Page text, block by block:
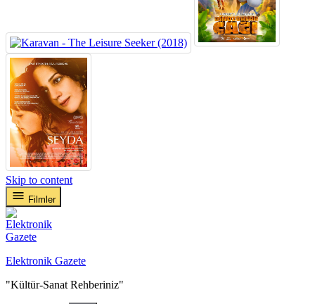
Skip to content
Filmler
Elektronik Gazete
"Kültür-Sanat Rehberiniz"